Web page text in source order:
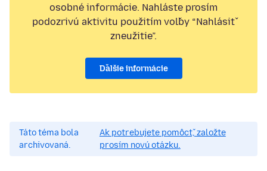
osobné informácie. Nahláste prosím
podozrivú aktivitu použitím voľby “Nahlásiť
zneužitie”.
Ďalšie informácie
Táto téma bola
archivovaná.
Ak potrebujete pomôcť, založte
prosím novú otázku.